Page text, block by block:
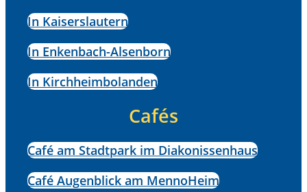
In Kaiserslautern
In Enkenbach-Alsenborn
In Kirchheimbolanden
Cafés
Café am Stadtpark im Diakonissenhaus
Café Augenblick am MennoHeim